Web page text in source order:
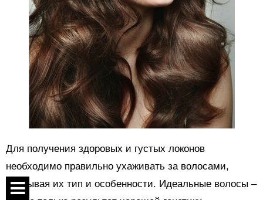
Для получения здоровых и густых локонов
необходимо правильно ухаживать за волосами,
учитывая их тип и особенности. Идеальные волосы –